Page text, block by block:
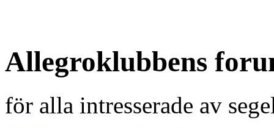
Allegroklubbens
för alla intresserade av